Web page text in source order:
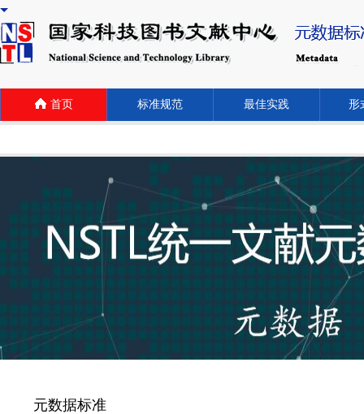
首页 标准规范 最佳实践 形
元数据标准